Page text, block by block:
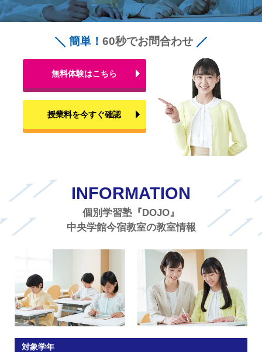
簡単！ 60秒でお問合わせ
無料体験はこちら
授業料を今すぐ確認
INFORMATION
個別学習塾『DOJO』
中央学館今宿教室の教室情報
対象学年